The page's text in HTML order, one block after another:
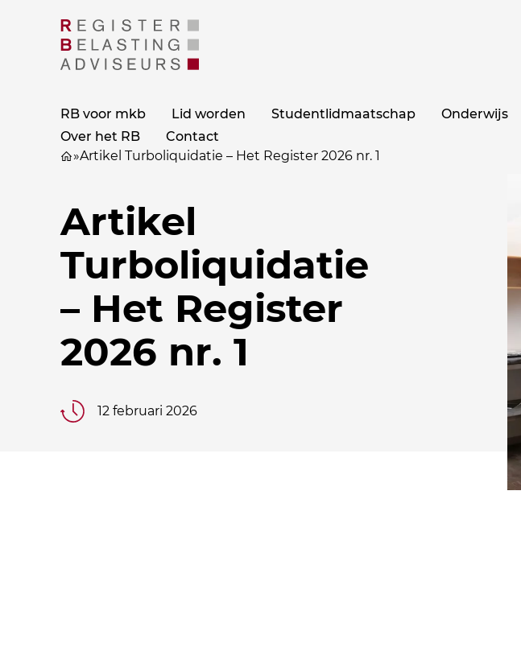
RB voor mkb Lid worden Studentlidmaatschap Onderwijs
Over het RB
Contact
»Artikel Turboliquidatie – Het Register 2026 nr. 1
Artikel
Turboliquidatie
– Het Register
2026 nr. 1
12 februari 2026